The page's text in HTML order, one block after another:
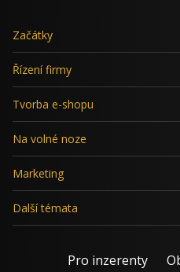
Začátky
Řízení firmy
Tvorba e-shopu
Na volné noze
Marketing
Další témata
Pro inzerenty